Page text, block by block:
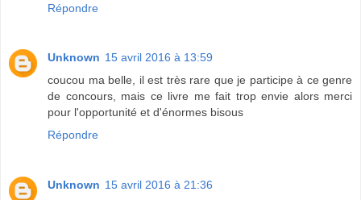
Répondre
Unknown 15 avril 2016 à 13:59
coucou ma belle, il est très rare que je participe à ce genre
de concours, mais ce livre me fait trop envie alors merci
pour l'opportunité et d'énormes bisous
Répondre
Unknown 15 avril 2016 à 21:36